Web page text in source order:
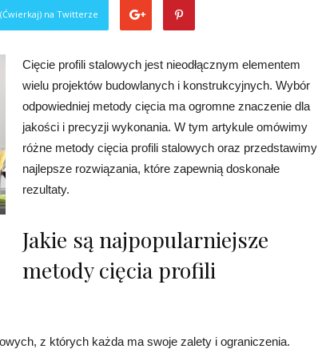
na Twitterze
Cięcie profili stalowych jest nieodłącznym elementem
wielu projektów budowlanych i konstrukcyjnych. Wybór
odpowiedniej metody cięcia ma ogromne znaczenie dla
jakości i precyzji wykonania. W tym artykule omówimy
różne metody cięcia profili stalowych oraz przedstawimy
najlepsze rozwiązania, które zapewnią doskonałe
rezultaty.
Jakie są najpopularniejsze
metody cięcia profili
z których każda ma swoje zalety i ograniczenia.